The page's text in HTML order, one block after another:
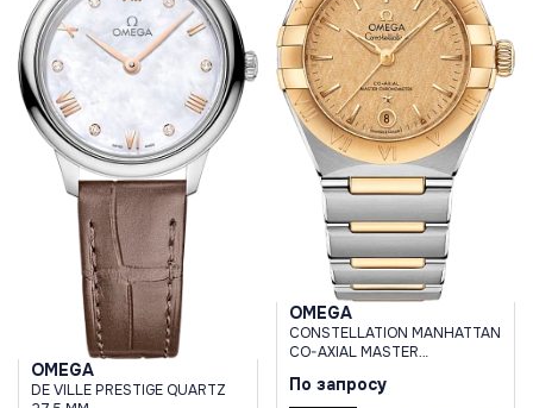
OMEGA
DE VILLE PRESTIGE QUARTZ
OMEGA
CONSTELLATION MANHATTAN
CO-AXIAL MASTER
По запросу